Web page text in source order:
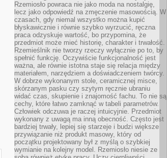
Rzemiosło powraca nie jako moda na nostalgię,
lecz jako odpowiedź na zmęczenie masowością. W
czasach, gdy niemal wszystko można kupić
błyskawicznie i równie szybko wyrzucić, ręczna
praca odzyskuje wartość, bo przypomina, że
przedmiot może mieć historię, charakter i trwałość.
Rzemieślnik nie tworzy rzeczy wyłącznie po to, by
spełnić funkcję. Oczywiście funkcjonalność jest
ważna, ale równie istotna staje się relacja między
materiałem, narzędziem a doświadczeniem twórcy.
W dobrze wykonanym stole, ceramicznej misce,
skórzanym pasku czy szytym ręcznie ubraniu
widać czas, skupienie i znajomość fachu. To nie są
cechy, które łatwo zamknąć w tabeli parametrów.
Człowiek odczuwa je raczej intuicyjnie. Przedmiot
wykonany z uwagą ma inną obecność. Często jest
bardziej trwały, lepiej się starzeje i budzi większe
przywiązanie niż produkt masowy, który od
początku projektowany był z myślą o szybkiej
wymianie na kolejny model. Rzemiosło niesie ze